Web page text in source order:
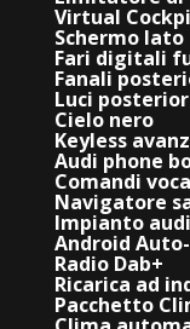
Virtual
Schermo
Fari digitali
Fanali
Luci
Cielo nero
Keyless
Audi phone
Comandi
Navigatore
Impianto
Android
Radio Dab+
Ricarica ad
Pacchetto